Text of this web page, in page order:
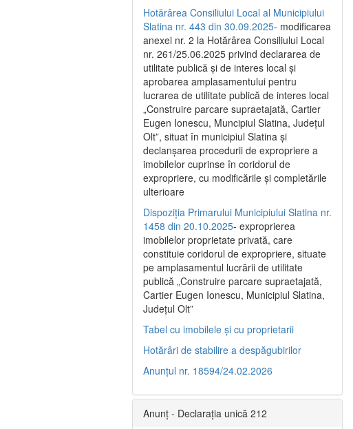
Hotărârea Consiliului Local al Municipiului
Slatina nr. 443 din 30.09.2025- modificarea
anexei nr. 2 la Hotărârea Consiliului Local
nr. 261/25.06.2025 privind declararea de
utilitate publică şi de interes local şi
aprobarea amplasamentului pentru
lucrarea de utilitate publică de interes local
„Construire parcare supraetajată, Cartier
Eugen Ionescu, Muncipiul Slatina, Judeţul
Olt”, situat în municipiul Slatina şi
declanşarea procedurii de expropriere a
imobilelor cuprinse în coridorul de
expropriere, cu modificările şi completările
ulterioare
Dispoziția Primarului Municipiului Slatina nr.
1458 din 20.10.2025- exproprierea
imobilelor proprietate privată, care
constituie coridorul de expropriere, situate
pe amplasamentul lucrării de utilitate
publică „Construire parcare supraetajată,
Cartier Eugen Ionescu, Municipiul Slatina,
Județul Olt”
Tabel cu imobilele și cu proprietarii
Hotărâri de stabilire a despăgubirilor
Anunțul nr. 18594/24.02.2026
Anunț - Declarația unică 212